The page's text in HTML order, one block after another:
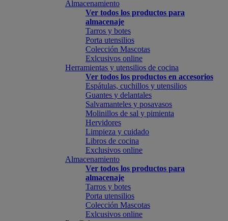
Almacenamiento
Ver todos los productos para
almacenaje
Tarros y botes
Porta utensilios
Colección Mascotas
Exlcusivos online
Herramientas y utensilios de cocina
Ver todos los productos en accesorios
Espátulas, cuchillos y utensilios
Guantes y delantales
Salvamanteles y posavasos
Molinillos de sal y pimienta
Hervidores
Limpieza y cuidado
Libros de cocina
Exclusivos online
Almacenamiento
Ver todos los productos para
almacenaje
Tarros y botes
Porta utensilios
Colección Mascotas
Exlcusivos online